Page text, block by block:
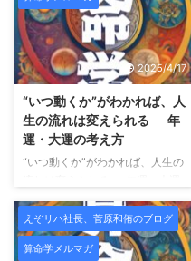
様を募集いたします。 HAYIMは
「一時的な変化ではなく、肌その
ものを変えていくこと」をコンセ
プトにした、結果重視のビューテ
ィーサロンです。 HAYIMビュー
ティサロンとは？ HAYIMビュー
ティサロンは、理学療法士として
身体構造を熟知した代表が監修
し、CURAIMという韓国美容と医
ルケアを提供しています。
肌
...
2025/4/17
“いつ動くか”がわかれば、人
生の流れは変えられる──年
運・大運の考え方
“いつ動くか”がわかれば、人生の
の考え方 こんにちは、未来占略
コンサルの菅原です。 これまで
のメルマガでは、 「自分の宿
命」や「星の組み合わせ」を通し
えぞリハ社長、菅原和侑のブログ
算命学メルマガ